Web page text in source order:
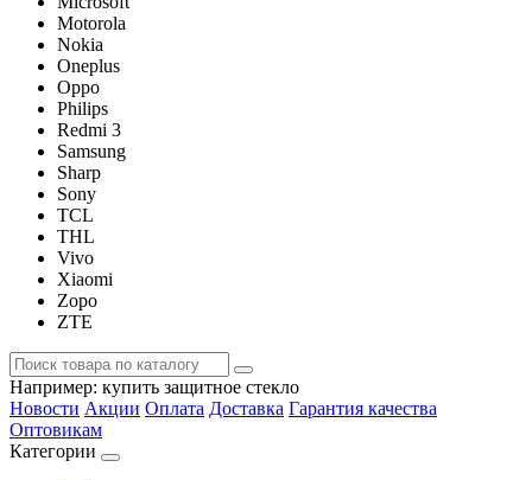
Motorola
Nokia
Oneplus
Oppo
Philips
Redmi 3
Samsung
Sharp
Sony
TCL
THL
Vivo
Xiaomi
Zopo
ZTE
Например: купить защитное стекло
Новости Акции Оплата Доставка Гарантия качества
Оптовикам
Категории